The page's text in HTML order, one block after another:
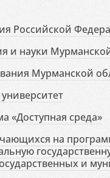
Российской
и науки
Мурманской
«Доступная среда»
на
и